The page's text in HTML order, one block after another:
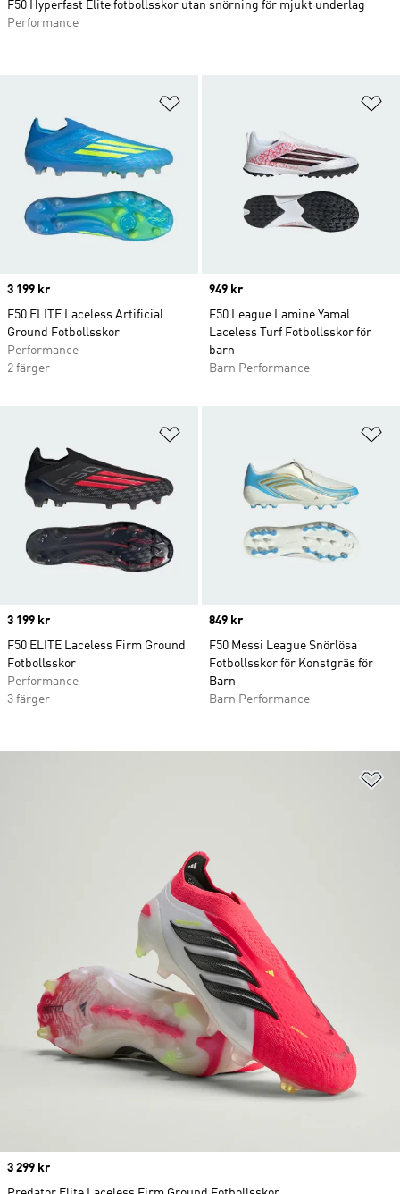
Price
3 199 kr
F50 ELITE Laceless Artificial
Ground Fotbollsskor
Performance
2 färger
Price
949 kr
F50 League Lamine Yamal
Laceless Turf Fotbollsskor för
barn
Barn Performance
Price
3 199 kr
F50 ELITE Laceless Firm Ground
Fotbollsskor
Performance
3 färger
Price
849 kr
F50 Messi League Snörlösa
Fotbollsskor för Konstgräs för
Barn
Barn Performance
Price
3 299 kr
F50 Hyperfast Elite fotbollsskor utan snörning för mjukt underlag
Performance